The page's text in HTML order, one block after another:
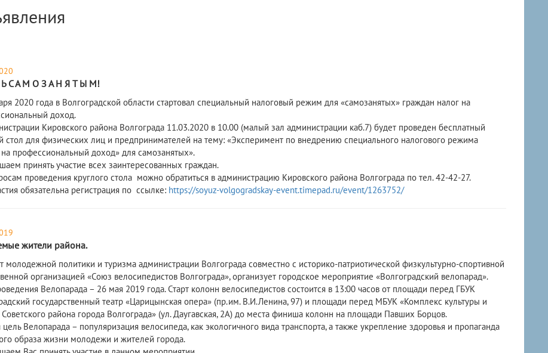
Ь С А М О З А Н Я Т Ы М!
2020 года в Волгоградской области стартовал специальный налоговый режим для «самозанятых» граждан налог на
доход.
Кировского района Волгограда 11.03.2020 в 10.00 (малый зал администрации каб.7) будет проведен бесплатный
стол для физических лиц и предпринимателей на тему: «Эксперимент по внедрению специального налогового режима
профессиональный доход» для самозанятых».
принять участие всех заинтересованных граждан.
проведения круглого стола можно обратиться в администрацию Кировского района Волгограда по тел. 42-42-27.
обязательна регистрация по ссылке: https://soyuz-volgogradskay-event.timepad.ru/event/1263752/
жители района.
молодежной политики и туризма администрации Волгограда совместно с историко-патриотической физкультурно-спортивной
организацией «Союз велосипедистов Волгограда», организует городское мероприятие «Волгоградский велопарад».
Велопарада – 26 мая 2019 года. Старт колонн велосипедистов состоится в 13:00 часов от площади перед ГБУК
государственный театр «Царицынская опера» (пр.им. В.И.Ленина, 97) и площади перед МБУК «Комплекс культуры и
района города Волгограда» (ул. Даугавская, 2А) до места финиша колонн на площади Павших Борцов.
цель Велопарада – популяризация велосипеда, как экологичного вида транспорта, а также укрепление здоровья и пропаганда
образа жизни молодежи и жителей города.